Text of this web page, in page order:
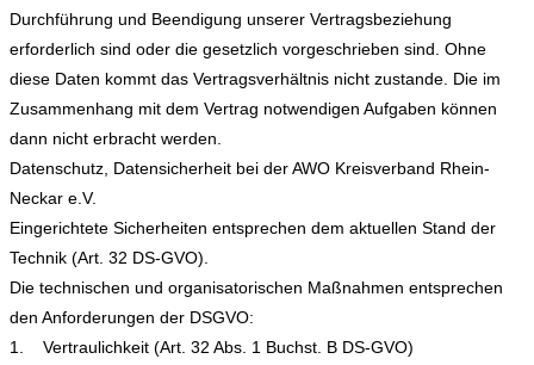
Durchführung und Beendigung unserer Vertragsbeziehung
erforderlich sind oder die gesetzlich vorgeschrieben sind. Ohne
diese Daten kommt das Vertragsverhältnis nicht zustande. Die im
Zusammenhang mit dem Vertrag notwendigen Aufgaben können
dann nicht erbracht werden.
Datenschutz, Datensicherheit bei der AWO Kreisverband Rhein-
Neckar e.V.
Eingerichtete Sicherheiten entsprechen dem aktuellen Stand der
Technik (Art. 32 DS-GVO).
Die technischen und organisatorischen Maßnahmen entsprechen
den Anforderungen der DSGVO:
1. Vertraulichkeit (Art. 32 Abs. 1 Buchst. B DS-GVO)